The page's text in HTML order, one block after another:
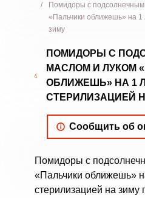
/
Помидоры с
«Пальчики оближешь» на 1
зиму
ПОМИДОРЫ С
МАСЛОМ И ЛУКОМ
ОБЛИЖЕШЬ» НА 1
СТЕРИЛИЗАЦИЕЙ
Сообщить об
Помидоры с
«Пальчики оближешь»
стерилизацией на зиму